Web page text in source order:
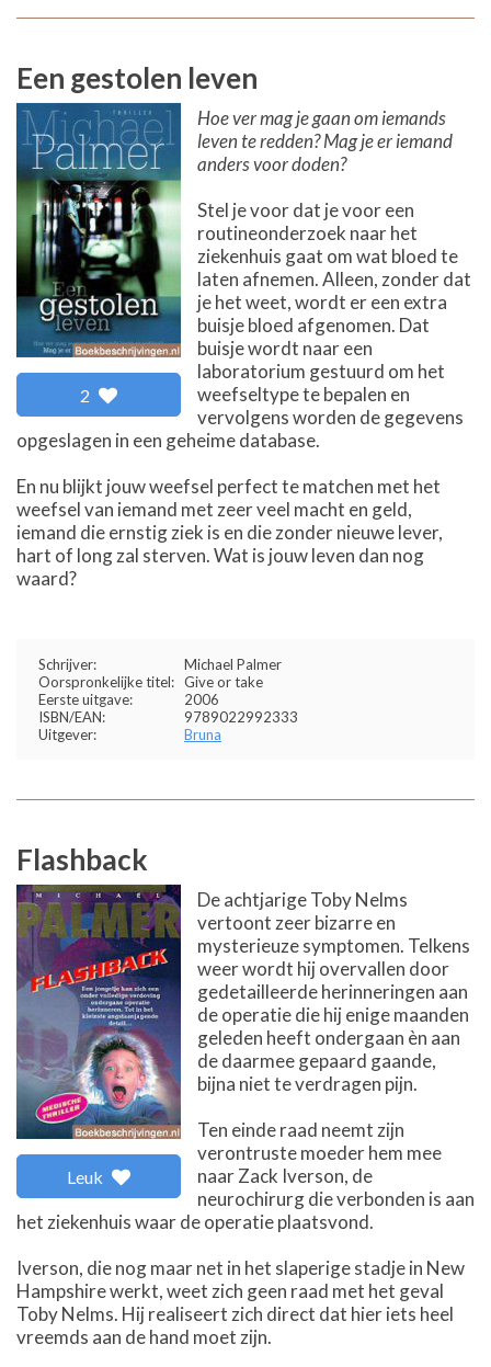
Een gestolen leven
2
Hoe ver mag je gaan om iemands
leven te redden? Mag je er iemand
anders voor doden?
Stel je voor dat je voor een
routineonderzoek naar het
ziekenhuis gaat om wat bloed te
laten afnemen. Alleen, zonder dat
je het weet, wordt er een extra
buisje bloed afgenomen. Dat
buisje wordt naar een
laboratorium gestuurd om het
weefseltype te bepalen en
vervolgens worden de gegevens
opgeslagen in een geheime database.
En nu blijkt jouw weefsel perfect te matchen met het
weefsel van iemand met zeer veel macht en geld,
iemand die ernstig ziek is en die zonder nieuwe lever,
hart of long zal sterven. Wat is jouw leven dan nog
waard?
Schrijver:
Michael Palmer
Oorspronkelijke titel: Give or take
Eerste uitgave:
2006
ISBN/EAN:
9789022992333
Uitgever:
Bruna
Flashback
Leuk
De achtjarige Toby Nelms
vertoont zeer bizarre en
mysterieuze symptomen. Telkens
weer wordt hij overvallen door
gedetailleerde herinneringen aan
de operatie die hij enige maanden
geleden heeft ondergaan èn aan
de daarmee gepaard gaande,
bijna niet te verdragen pijn.
Ten einde raad neemt zijn
verontruste moeder hem mee
naar Zack Iverson, de
neurochirurg die verbonden is aan
het ziekenhuis waar de operatie plaatsvond.
Iverson, die nog maar net in het slaperige stadje in New
Hampshire werkt, weet zich geen raad met het geval
Toby Nelms. Hij realiseert zich direct dat hier iets heel
vreemds aan de hand moet zijn.